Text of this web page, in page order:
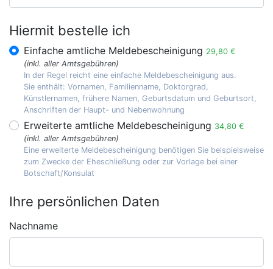
Hiermit bestelle ich
Einfache amtliche Meldebescheinigung 29,80 €
(inkl. aller Amtsgebühren)
In der Regel reicht eine einfache Meldebescheinigung aus.
Sie enthält: Vornamen, Familienname, Doktorgrad,
Künstlernamen, frühere Namen, Geburtsdatum und Geburtsort,
Anschriften der Haupt- und Nebenwohnung
Erweiterte amtliche Meldebescheinigung 34,80 €
(inkl. aller Amtsgebühren)
Eine erweiterte Meldebescheinigung benötigen Sie beispielsweise
zum Zwecke der Eheschließung oder zur Vorlage bei einer
Botschaft/Konsulat
Ihre persönlichen Daten
Nachname